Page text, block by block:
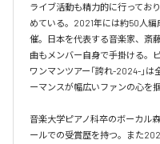
ライブ活動も精力的に行ってお
めている。2021年には約50人
催。日本を代表する音楽家、斎
曲もメンバー自身で手掛ける。
ワンマンツアー「誇れ-2024-」
ーマンスが幅広いファンの心を掴
音楽大学ピアノ科卒のボーカル
ールでの受賞歴を持つ。また